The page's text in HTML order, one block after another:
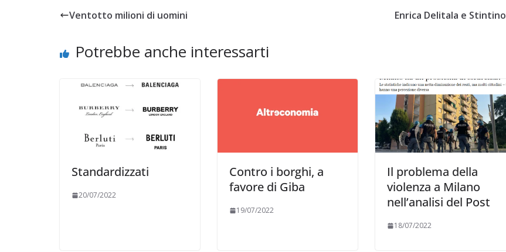
forse…
Ventotto milioni di uomini Enrica Delitala e Stintino
Potrebbe anche interessarti
Standardizzati
20/07/2022
Contro i borghi, a
favore di Giba
19/07/2022
Il problema della
violenza a Milano
nell’analisi del Post
18/07/2022